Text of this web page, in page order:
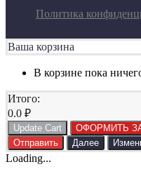
Политика
Ваша корзина
В корзине пока
Итого:
0.0 ₽
Update Cart
ОФОРМИТЬ
Отправить
Далее
Loading...